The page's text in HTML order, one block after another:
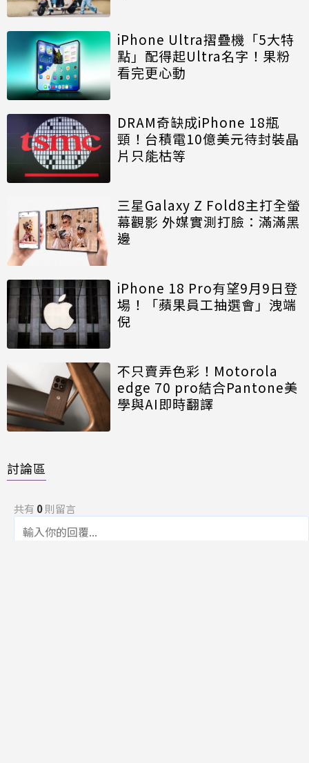
iPhone Ultra摺疊機「5大特
點」配得起Ultra名字！果粉
看完更心動
DRAM奇缺成iPhone 18瓶
頸！台積電10億美元待封裝晶
片只能枯等
三星Galaxy Z Fold8主打全螢
幕觀影 外媒實測打臉：滿滿黑
邊
iPhone 18 Pro有望9月9日登
場！「蘋果員工抽選會」洩端
倪
不只賣弄色彩！Motorola
edge 70 pro結合Pantone美
學與AI即時翻譯
討論區
共有 0則留言